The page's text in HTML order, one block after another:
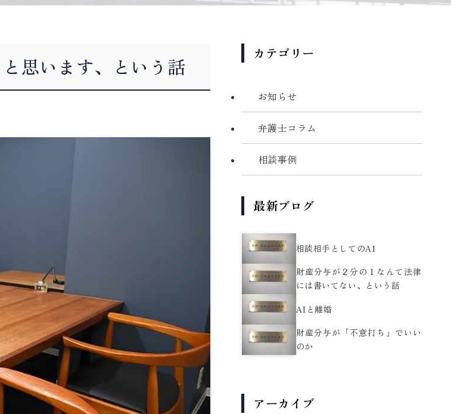
思います、という話
カテゴリー
お知らせ
弁護士コラム
相談事例
最新ブログ
相談相手としてのAI
財産分与が２分の１なんて法律
には書いてない、という話
AIと離婚
財産分与が「不意打ち」でいい
のか
アーカイブ